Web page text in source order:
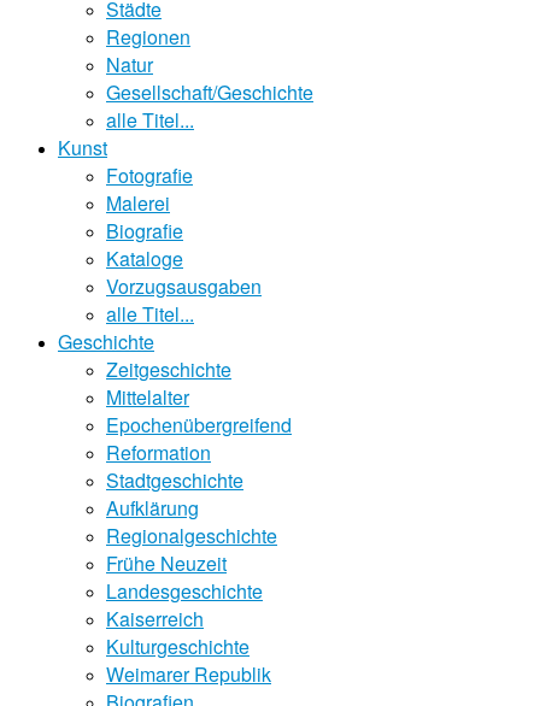
Städte
Regionen
Natur
Gesellschaft/Geschichte
alle Titel...
Kunst
Fotografie
Malerei
Biografie
Kataloge
Vorzugsausgaben
alle Titel...
Geschichte
Zeitgeschichte
Mittelalter
Epochenübergreifend
Reformation
Stadtgeschichte
Aufklärung
Regionalgeschichte
Frühe Neuzeit
Landesgeschichte
Kaiserreich
Kulturgeschichte
Weimarer Republik